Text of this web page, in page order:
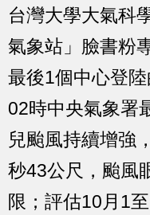
台灣大學大氣科
氣象站」臉書粉
最後1個中心登
02時中央氣象署
兒颱風持續增強
秒43公尺，颱風
限；評估10月1